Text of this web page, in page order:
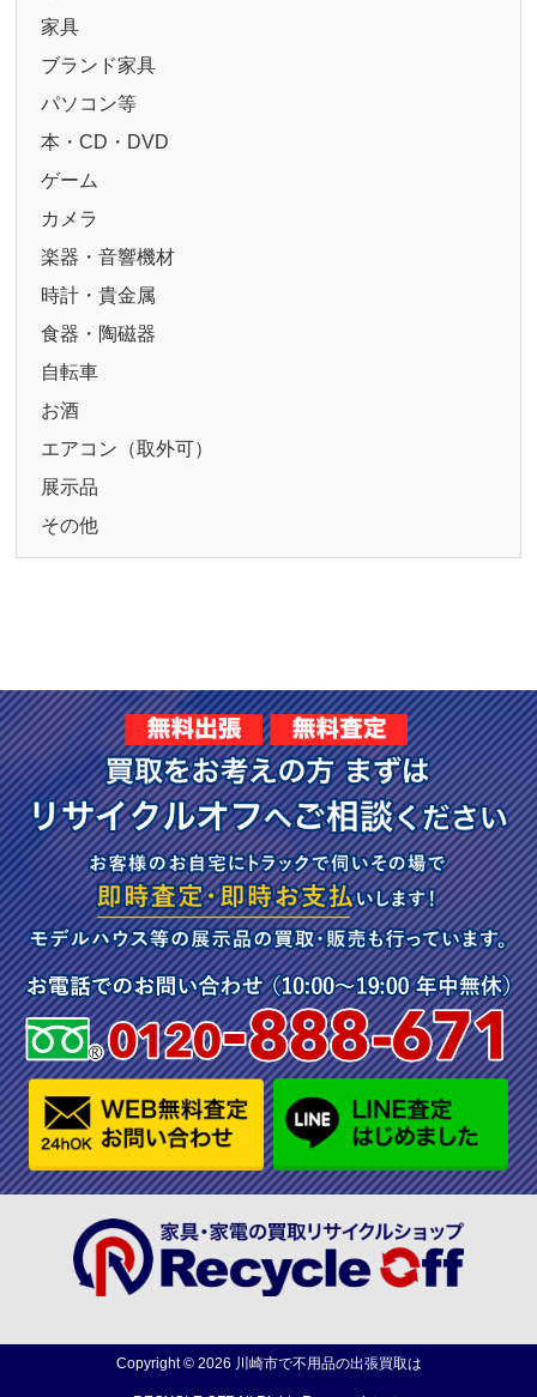
家具
ブランド家具
パソコン等
本・CD・DVD
ゲーム
カメラ
楽器・音響機材
時計・貴金属
食器・陶磁器
自転車
お酒
エアコン（取外可）
展示品
その他
Copyright © 2026 川崎市で不用品の出張買取は